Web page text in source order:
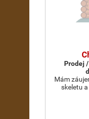
Prodej
Mám
skeletu